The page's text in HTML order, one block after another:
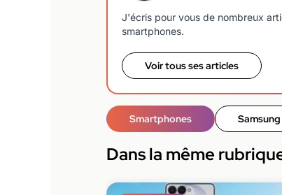
J'écris pour vous de nombreux
smartphones.
Voir tous ses articles
Smartphones
Dans la même